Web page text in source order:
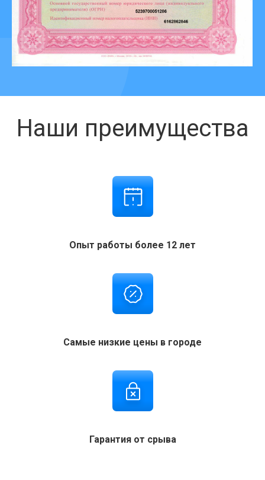
Наши преимущества
Опыт работы более 12 лет
Самые низкие цены в городе
Гарантия от срыва